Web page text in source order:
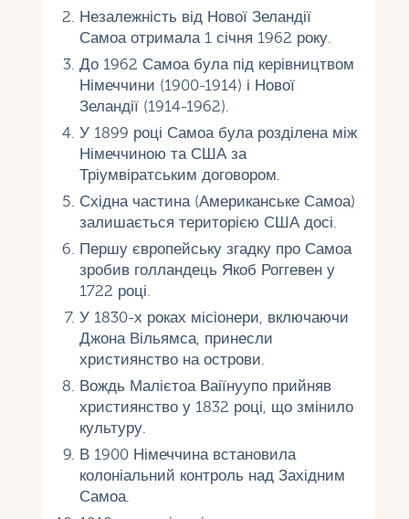
Незалежність від Нової Зеландії
Самоа отримала 1 січня 1962 року.
До 1962 Самоа була під керівництвом
Німеччини (1900-1914) і Нової
Зеландії (1914-1962).
У 1899 році Самоа була розділена між
Німеччиною та США за
Тріумвіратським договором.
Східна частина (Американське Самоа)
залишається територією США досі.
Першу європейську згадку про Самоа
зробив голландець Якоб Роггевен у
1722 році.
У 1830-х роках місіонери, включаючи
Джона Вільямса, принесли
християнство на острови.
Вождь Малієтоа Ваіїнуупо прийняв
християнство у 1832 році, що змінило
культуру.
В 1900 Німеччина встановила
колоніальний контроль над Західним
Самоа.